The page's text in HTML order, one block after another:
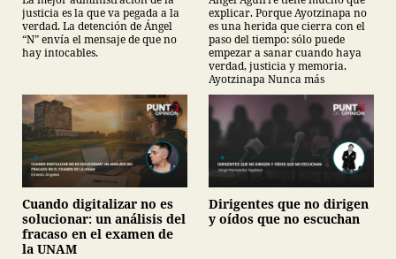
justicia es la que va pegada a la
verdad. La detención de Ángel
“N” envía el mensaje de que no
hay intocables.
explicar. Porque Ayotzinapa no
es una herida que cierra con el
paso del tiempo: sólo puede
empezar a sanar cuando haya
verdad, justicia y memoria.
Ayotzinapa Nunca más
Cuando digitalizar no es
solucionar: un análisis del
fracaso en el examen de
la UNAM
Dirigentes que no dirigen
y oídos que no escuchan